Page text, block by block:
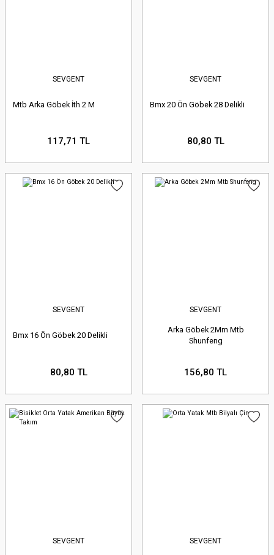
SEVGENT
Mtb Arka Göbek İth 2 M
117,71 TL
SEVGENT
Bmx 20 Ön Göbek 28 Delikli
80,80 TL
SEVGENT
Bmx 16 Ön Göbek 20 Delikli
80,80 TL
SEVGENT
Arka Göbek 2Mm Mtb
Shunfeng
156,80 TL
SEVGENT SEVGENT